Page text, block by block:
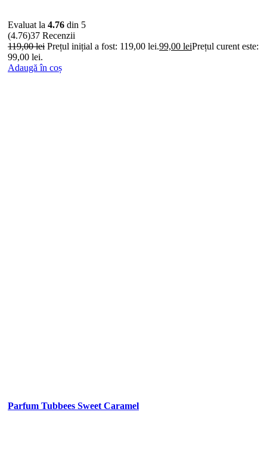
Evaluat la 4.76 din 5
(4.76)37 Recenzii
119,00lei Prețul inițial a fost: 119,00 lei.99,00 leiPrețul curent este:
99,00 lei.
Adaugă în coș
Parfum Tubbees Sweet Caramel